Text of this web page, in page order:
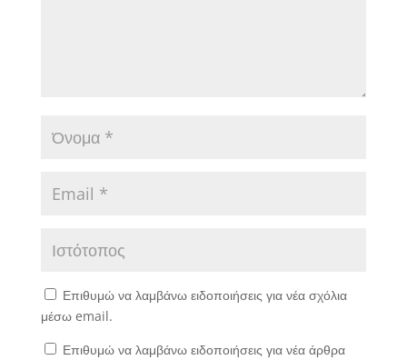
Επιθυμώ να λαμβάνω ειδοποιήσεις για νέα σχόλια
μέσω email.
Επιθυμώ να λαμβάνω ειδοποιήσεις για νέα άρθρα